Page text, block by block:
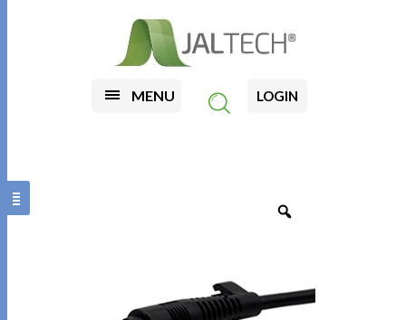
MENU LOGIN